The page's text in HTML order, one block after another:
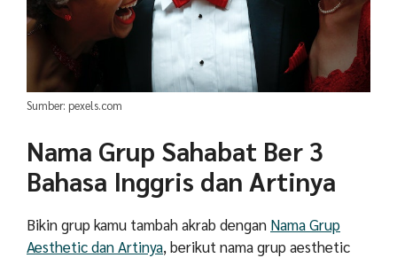
Sumber: pexels.com
Nama Grup Sahabat Ber 3
Bahasa Inggris dan Artinya
Bikin grup kamu tambah akrab dengan Nama Grup
Aesthetic dan Artinya, berikut nama grup aesthetic